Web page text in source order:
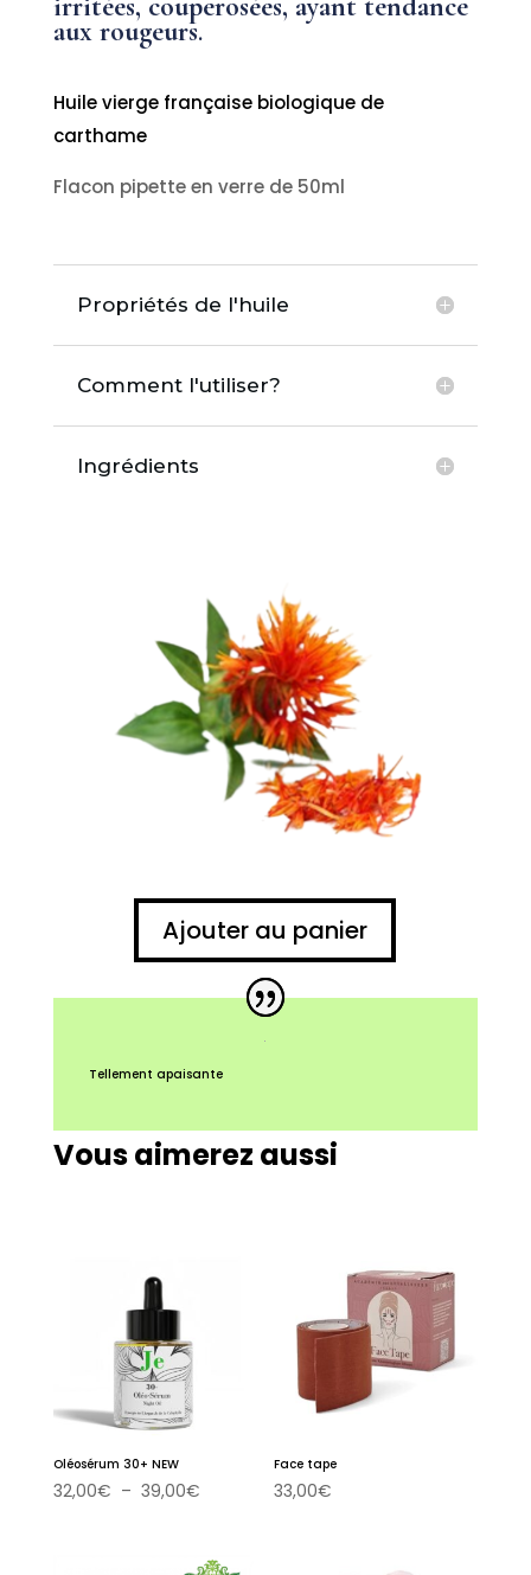
aux rougeurs.
Huile vierge française biologique de
carthame
Flacon pipette en verre de 50ml
Propriétés de l'huile
Comment l'utiliser?
Ingrédients
Ajouter au panier
Tellement apaisante
Vous aimerez aussi
Oléosérum 30+ NEW
32,00€ – 39,00€Plage
Face tape
33,00€